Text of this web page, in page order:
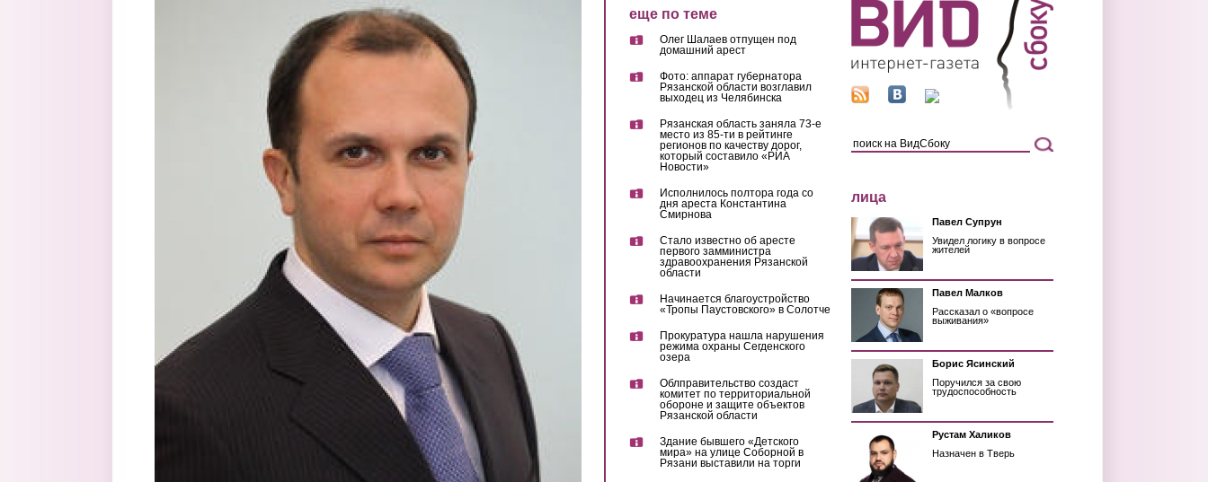
еще по теме
Олег Шалаев отпущен под
домашний арест
Фото: аппарат губернатора
Рязанской области возглавил
выходец из Челябинска
Рязанская область заняла 73-е
место из 85-ти в рейтинге
регионов по качеству дорог,
который составило «РИА
Новости»
Исполнилось полтора года со
дня ареста Константина
Смирнова
Стало известно об аресте
первого замминистра
здравоохранения Рязанской
области
Начинается благоустройство
«Тропы Паустовского» в Солотче
Прокуратура нашла нарушения
режима охраны Сегденского
озера
Облправительство создаст
комитет по территориальной
обороне и защите объектов
Рязанской области
Здание бывшего «Детского
мира» на улице Соборной в
Рязани выставили на торги
лица
Павел Супрун
Увидел логику в вопросе
жителей
Павел Малков
Рассказал о «вопросе
выживания»
Борис Ясинский
Поручился за свою
трудоспособность
Рустам Халиков
Назначен в Тверь